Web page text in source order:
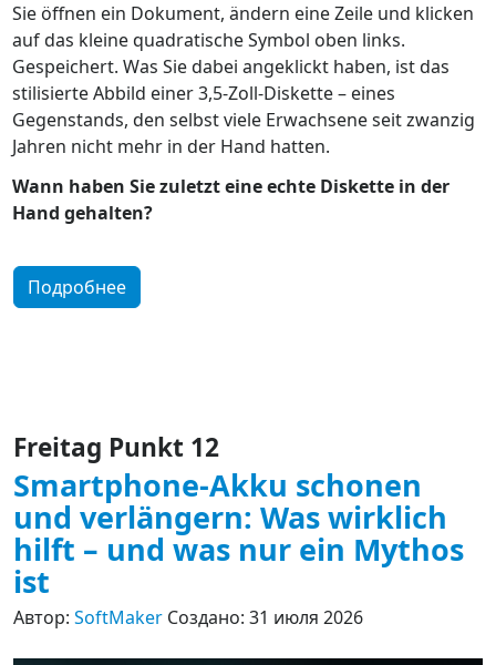
Sie öffnen ein Dokument, ändern eine Zeile und klicken
auf das kleine quadratische Symbol oben links.
Gespeichert. Was Sie dabei angeklickt haben, ist das
stilisierte Abbild einer 3,5-Zoll-Diskette – eines
Gegenstands, den selbst viele Erwachsene seit zwanzig
Jahren nicht mehr in der Hand hatten.
Wann haben Sie zuletzt eine echte Diskette in der
Hand gehalten?
Подробнее
Freitag Punkt 12
Smartphone-Akku schonen
und verlängern: Was wirklich
hilft – und was nur ein Mythos
ist
Автор: SoftMaker Создано: 31 июля 2026